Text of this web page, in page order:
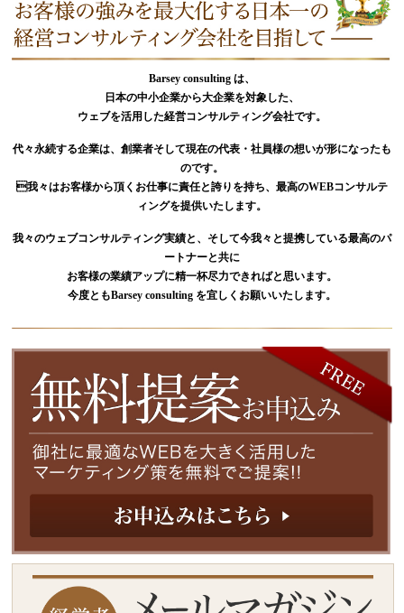
Barsey consulting は、
日本の中小企業から大企業を対象した、
ウェブを活用した経営コンサルティング会社です。
代々永続する企業は、創業者そして現在の代表・社員様の想いが形になったも
のです。
我々はお客様から頂くお仕事に責任と誇りを持ち、最高のWEBコンサルテ
ィングを提供いたします。
我々のウェブコンサルティング実績と、そして今我々と提携している最高のパ
ートナーと共に
お客様の業績アップに精一杯尽力できればと思います。
今度ともBarsey consulting を宜しくお願いいたします。